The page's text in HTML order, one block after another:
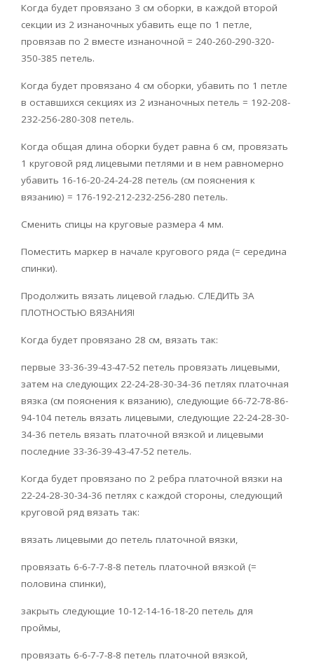
Когда будет провязано 3 см оборки, в каждой второй
секции из 2 изнаночных убавить еще по 1 петле,
провязав по 2 вместе изнаночной = 240-260-290-320-
350-385 петель.
Когда будет провязано 4 см оборки, убавить по 1 петле
в оставшихся секциях из 2 изнаночных петель = 192-208-
232-256-280-308 петель.
Когда общая длина оборки будет равна 6 см, провязать
1 круговой ряд лицевыми петлями и в нем равномерно
убавить 16-16-20-24-24-28 петель (см пояснения к
вязанию) = 176-192-212-232-256-280 петель.
Сменить спицы на круговые размера 4 мм.
Поместить маркер в начале кругового ряда (= середина
спинки).
Продолжить вязать лицевой гладью. СЛЕДИТЬ ЗА
ПЛОТНОСТЬЮ ВЯЗАНИЯ!
Когда будет провязано 28 см, вязать так:
первые 33-36-39-43-47-52 петель провязать лицевыми,
затем на следующих 22-24-28-30-34-36 петлях платочная
вязка (см пояснения к вязанию), следующие 66-72-78-86-
94-104 петель вязать лицевыми, следующие 22-24-28-30-
34-36 петель вязать платочной вязкой и лицевыми
последние 33-36-39-43-47-52 петель.
Когда будет провязано по 2 ребра платочной вязки на
22-24-28-30-34-36 петлях с каждой стороны, следующий
круговой ряд вязать так:
вязать лицевыми до петель платочной вязки,
провязать 6-6-7-7-8-8 петель платочной вязкой (=
половина спинки),
закрыть следующие 10-12-14-16-18-20 петель для
проймы,
провязать 6-6-7-7-8-8 петель платочной вязкой,